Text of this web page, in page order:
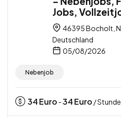
Jobs,
46395 Bocholt,
Deutschland
05/08/2026
Nebenjob
34Euro -34Euro / Stunde